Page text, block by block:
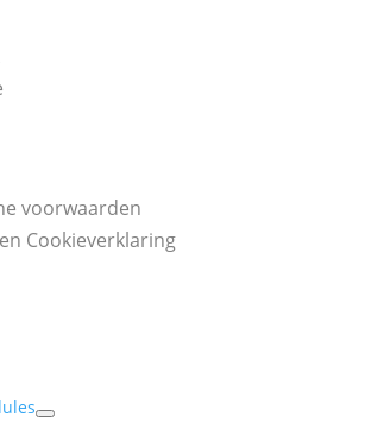
voorwaarden
Cookieverklaring